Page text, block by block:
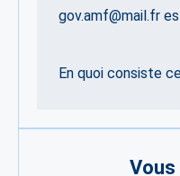
gov.amf@mail.fr
En quoi consiste